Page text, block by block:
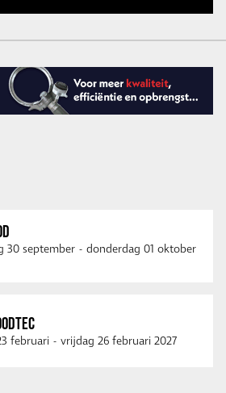
30 september - donderdag 01 oktober
februari - vrijdag 26 februari 2027